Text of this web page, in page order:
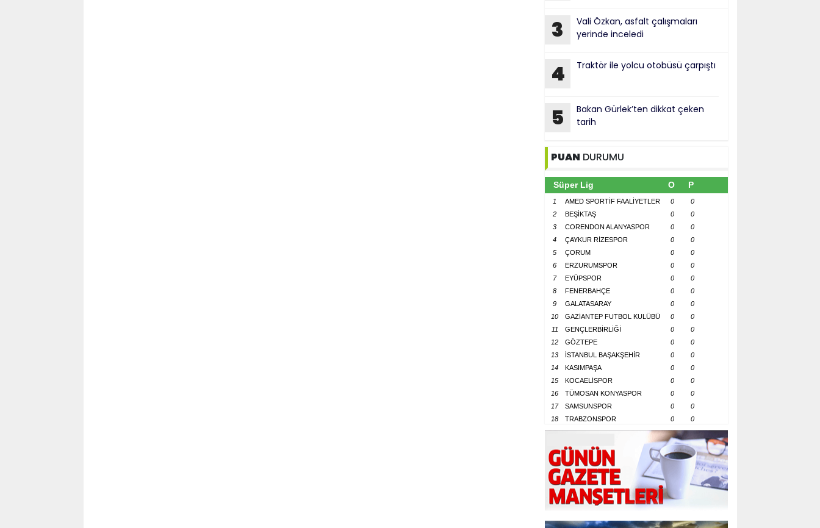
3
Vali Özkan, asfalt çalışmaları
yerinde inceledi
4 Traktör ile yolcu otobüsü çarpıştı
5
Bakan Gürlek’ten dikkat çeken
tarih
PUAN DURUMU
Süper Lig O P
1 AMED SPORTİF FAALİYETLER 0
0
2
BEŞİKTAŞ 0
0
3
CORENDON ALANYASPOR 0
0
4
ÇAYKUR RİZESPOR 0
0
5
ÇORUM 0
0
6
ERZURUMSPOR 0
0
7
EYÜPSPOR 0
0
8
FENERBAHÇE 0
0
9
GALATASARAY 0
0
10
GAZİANTEP FUTBOL KULÜBÜ 0
0
11
GENÇLERBİRLİĞİ 0
0
12
GÖZTEPE 0
0
13
İSTANBUL BAŞAKŞEHİR 0
0
14
KASIMPAŞA 0
0
15
KOCAELİSPOR 0
0
16
TÜMOSAN KONYASPOR 0
0
17
SAMSUNSPOR 0
0
18
TRABZONSPOR 0 0